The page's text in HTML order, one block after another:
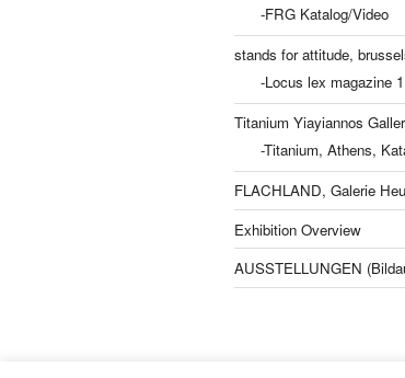
-FRG Katalog/Video
stands for attitude,
-Locus lex magazine 1
Titanium Yiayiannos
-Titanium, Athens,
FLACHLAND, Galerie
Exhibition Overview
AUSSTELLUNGEN